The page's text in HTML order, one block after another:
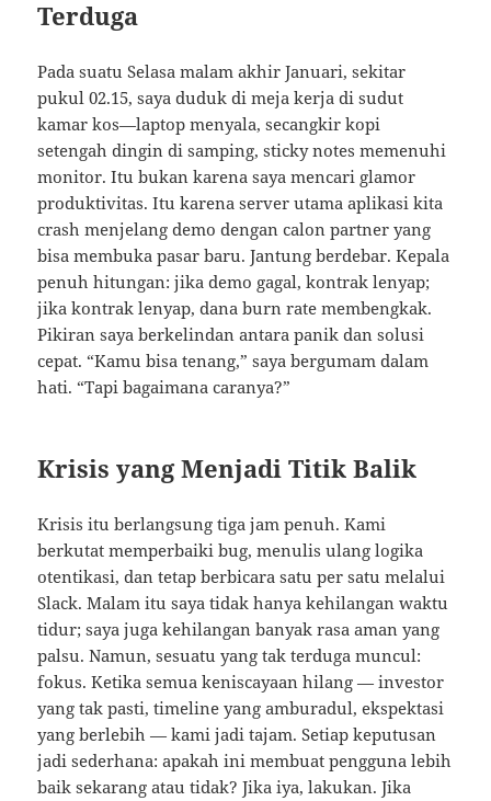
Terduga
Pada suatu Selasa malam akhir Januari, sekitar
pukul 02.15, saya duduk di meja kerja di sudut
kamar kos—laptop menyala, secangkir kopi
setengah dingin di samping, sticky notes memenuhi
monitor. Itu bukan karena saya mencari glamor
produktivitas. Itu karena server utama aplikasi kita
crash menjelang demo dengan calon partner yang
bisa membuka pasar baru. Jantung berdebar. Kepala
penuh hitungan: jika demo gagal, kontrak lenyap;
jika kontrak lenyap, dana burn rate membengkak.
Pikiran saya berkelindan antara panik dan solusi
cepat. “Kamu bisa tenang,” saya bergumam dalam
hati. “Tapi bagaimana caranya?”
Krisis yang Menjadi Titik Balik
Krisis itu berlangsung tiga jam penuh. Kami
berkutat memperbaiki bug, menulis ulang logika
otentikasi, dan tetap berbicara satu per satu melalui
Slack. Malam itu saya tidak hanya kehilangan waktu
tidur; saya juga kehilangan banyak rasa aman yang
palsu. Namun, sesuatu yang tak terduga muncul:
fokus. Ketika semua keniscayaan hilang — investor
yang tak pasti, timeline yang amburadul, ekspektasi
yang berlebih — kami jadi tajam. Setiap keputusan
jadi sederhana: apakah ini membuat pengguna lebih
baik sekarang atau tidak? Jika iya, lakukan. Jika